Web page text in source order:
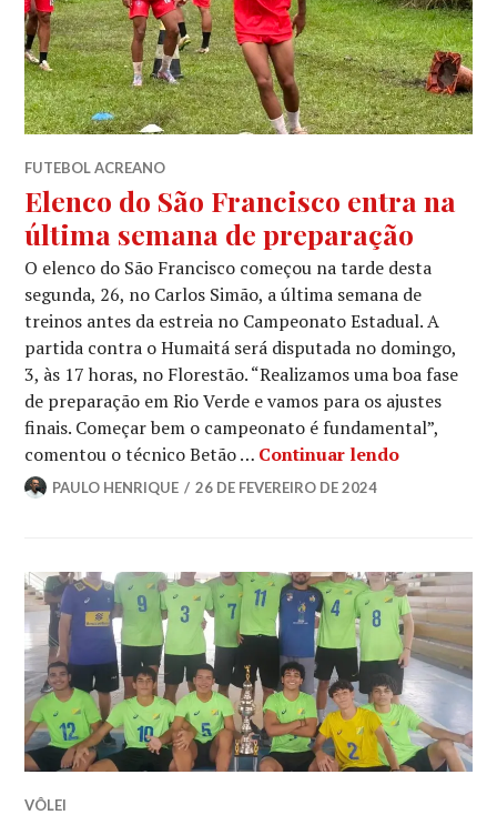
FUTEBOL ACREANO
Elenco do São Francisco entra na
última semana de preparação
O elenco do São Francisco começou na tarde desta
segunda, 26, no Carlos Simão, a última semana de
treinos antes da estreia no Campeonato Estadual. A
partida contra o Humaitá será disputada no domingo,
3, às 17 horas, no Florestão. “Realizamos uma boa fase
de preparação em Rio Verde e vamos para os ajustes
finais. Começar bem o campeonato é fundamental”,
comentou o técnico Betão … Continuar lendo
PAULO HENRIQUE 26 DE FEVEREIRO DE 2024
VÔLEI